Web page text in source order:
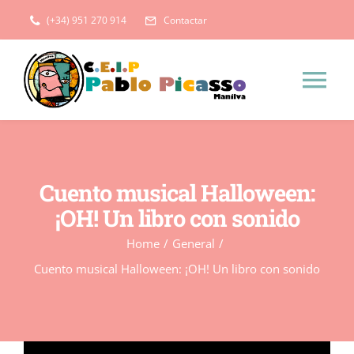
al
contenido
(+34) 951 270 914 Contactar
El Centro
Cuento musical Halloween:
¡OH! Un libro con sonido
Home / General /
Cuento musical Halloween: ¡OH! Un libro con sonido